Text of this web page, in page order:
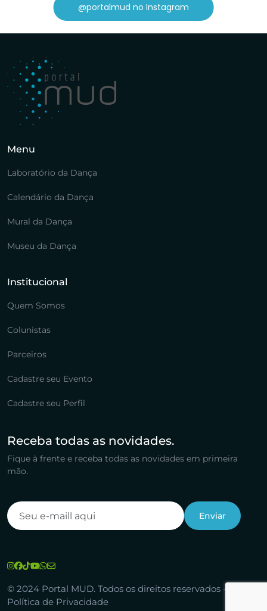
@portalmud no Instagram
Menu
Laboratório da Dança
Calendário da Dança
Mural da Dança
Museu da Dança
Institucional
Quem Somos
Colunistas
Parceiros
Cadastre seu Evento
Cadastre seu Perfil
Receba todas as novidades.
Fique à frente e receba todas as novidades em primeira
mão.
© 2024 Portal MUD. Todos os direitos reservados -
Política de Privacidade